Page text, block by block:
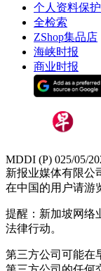
个人资料保
全检索
ZShop集品店
海峡时报
商业时报
MDDI (P) 025/05/
新报业媒体有限公
在中国的用户请游
提醒：新加坡网络
法律行动。
第三方公司可能在